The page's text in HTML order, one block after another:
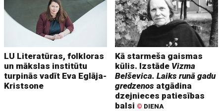
LU Literatūras, folkloras
un mākslas institūtu
turpinās vadīt Eva Eglāja-
Kristsone
Kā starmeša gaismas
kūlis. Izstāde Vizma
Belševica. Laiks runā gadu
gredzenos atgādina
dzejnieces patiesības
balsi © DIENA